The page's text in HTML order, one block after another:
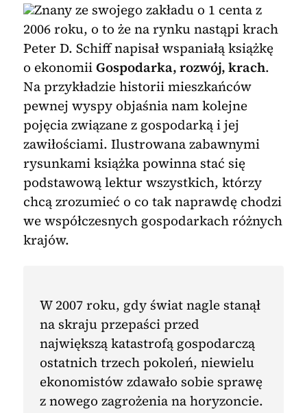
Znany ze swojego zakładu o 1 centa z
2006 roku, o to że na rynku nastąpi krach
Peter D. Schiff napisał wspaniałą książkę
o ekonomiiGospodarka, rozwój, krach.
Na przykładzie historii mieszkańców
pewnej wyspy objaśnia nam kolejne
pojęcia związane z gospodarką i jej
zawiłościami. Ilustrowana zabawnymi
rysunkami książka powinna stać się
podstawową lektur wszystkich, którzy
chcą zrozumieć o co tak naprawdę chodzi
we współczesnych gospodarkach różnych
krajów.
W 2007 roku, gdy świat nagle stanął
na skraju przepaści przed
największą katastrofą gospodarczą
ostatnich trzech pokoleń, niewielu
ekonomistów zdawało sobie sprawę
z nowego zagrożenia na horyzoncie.